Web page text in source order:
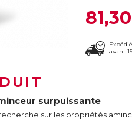
avant
surpuissante
sur les propriétés